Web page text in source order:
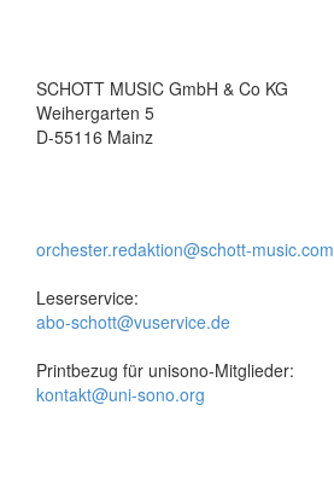
SCHOTT MUSIC GmbH & Co KG
Weihergarten 5
D-55116 Mainz
orchester.redaktion@schott-music.com
Leserservice:
abo-schott@vuservice.de
Printbezug für unisono-Mitglieder:
kontakt@uni-sono.org